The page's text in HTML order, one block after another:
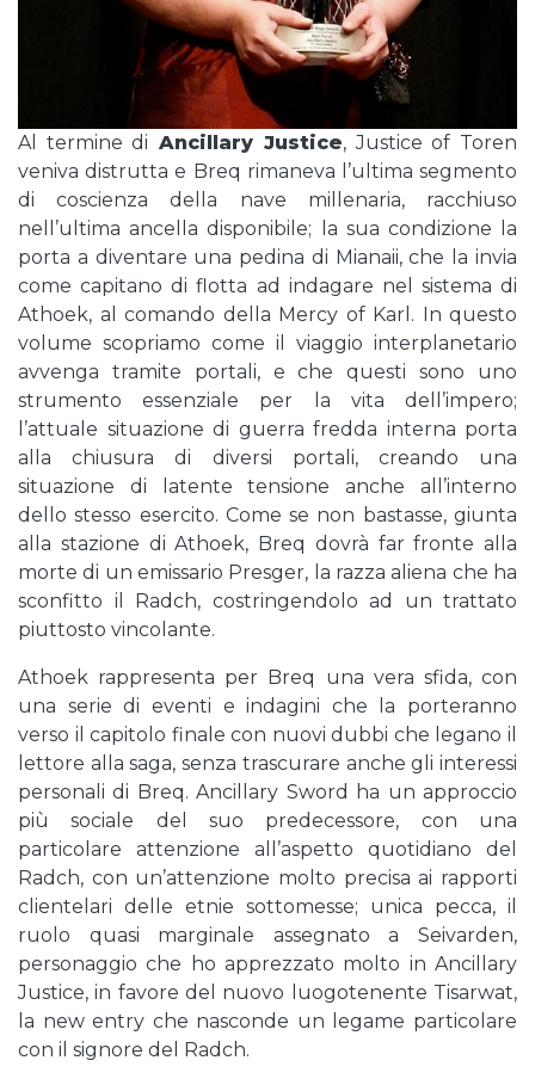
Al termine di Ancillary Justice, Justice of Toren
veniva distrutta e Breq rimaneva l’ultima segmento
di coscienza della nave millenaria, racchiuso
nell’ultima ancella disponibile; la sua condizione la
porta a diventare una pedina di Mianaii, che la invia
come capitano di flotta ad indagare nel sistema di
Athoek, al comando della Mercy of Karl. In questo
volume scopriamo come il viaggio interplanetario
avvenga tramite portali, e che questi sono uno
strumento essenziale per la vita dell’impero;
l’attuale situazione di guerra fredda interna porta
alla chiusura di diversi portali, creando una
situazione di latente tensione anche all’interno
dello stesso esercito. Come se non bastasse, giunta
alla stazione di Athoek, Breq dovrà far fronte alla
morte di un emissario Presger, la razza aliena che ha
sconfitto il Radch, costringendolo ad un trattato
piuttosto vincolante.
Athoek rappresenta per Breq una vera sfida, con
una serie di eventi e indagini che la porteranno
verso il capitolo finale con nuovi dubbi che legano il
lettore alla saga, senza trascurare anche gli interessi
personali di Breq. Ancillary Sword ha un approccio
più sociale del suo predecessore, con una
particolare attenzione all’aspetto quotidiano del
Radch, con un’attenzione molto precisa ai rapporti
clientelari delle etnie sottomesse; unica pecca, il
ruolo quasi marginale assegnato a Seivarden,
personaggio che ho apprezzato molto in Ancillary
Justice, in favore del nuovo luogotenente Tisarwat,
la new entry che nasconde un legame particolare
con il signore del Radch.